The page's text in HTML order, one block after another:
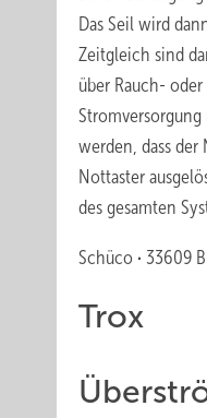
Das Seil wird
Zeitgleich sind
über Rauch-
werden, dass
Nottaster
des gesamten
Schüco · 33609
Trox